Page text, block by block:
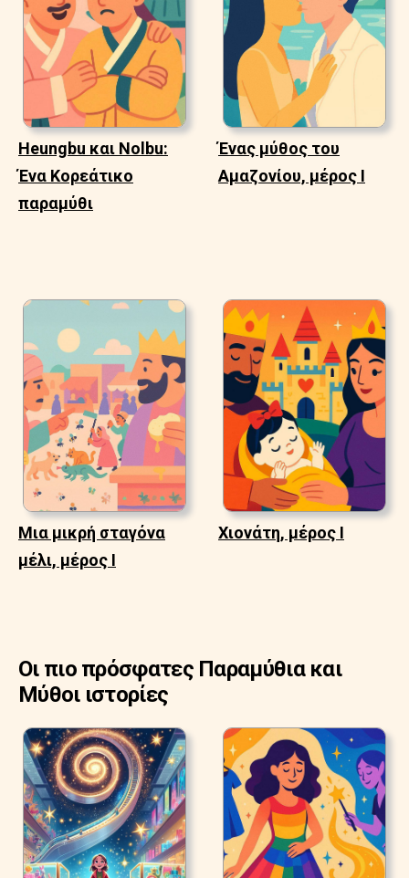
Heungbu και Nolbu:
Ένα Κορεάτικο
παραμύθι
Ένας μύθος του
Αμαζονίου, μέρος Ι
Μια μικρή σταγόνα
μέλι, μέρος Ι
Χιονάτη, μέρος Ι
Οι πιο πρόσφατες Παραμύθια και
Μύθοι ιστορίες